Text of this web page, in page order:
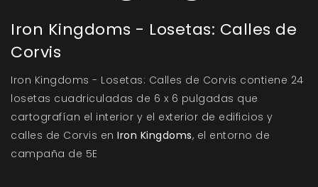
Iron Kingdoms - Losetas: Calles de
Corvis
Iron Kingdoms - Losetas: Calles de Corvis contiene 24
losetas cuadriculadas de 6 x 6 pulgadas que
cartografían el interior y el exterior de edificios y
calles de Corvis en Iron Kingdoms, el entorno de
campaña de 5E